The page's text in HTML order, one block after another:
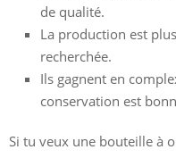
de qualité.
La production est
recherchée.
Ils gagnent en
conservation est
Si tu veux une bouteille à